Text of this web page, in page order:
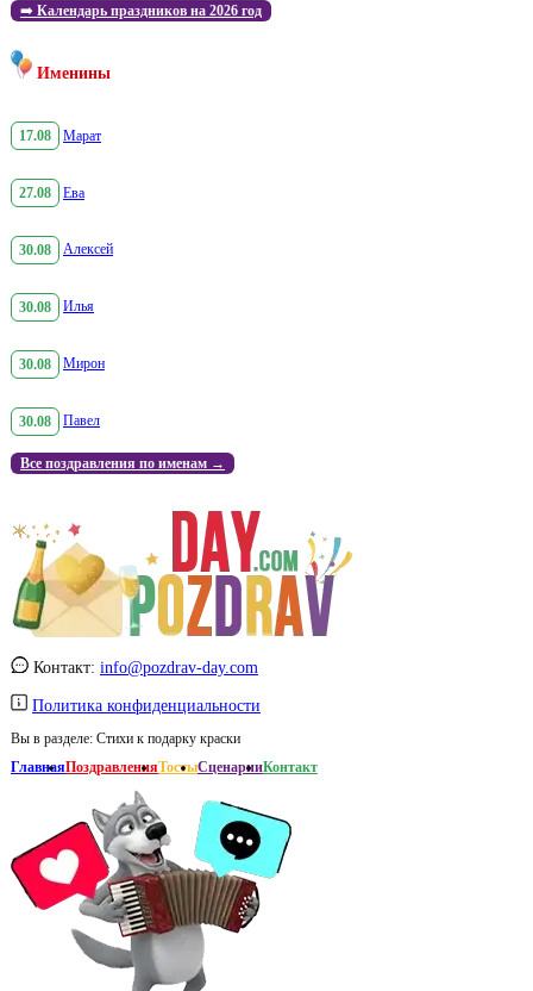
➡️ Календарь праздников на 2026 год
Именины
17.08 Марат
27.08 Ева
30.08 Алексей
30.08 Илья
30.08 Мирон
30.08 Павел
Все поздравления по именам →
Контакт: info@pozdrav-day.com
Политика конфиденциальности
Вы в разделе: Стихи к подарку краски
ГлавнаяПоздравленияТостыСценарииКонтакт